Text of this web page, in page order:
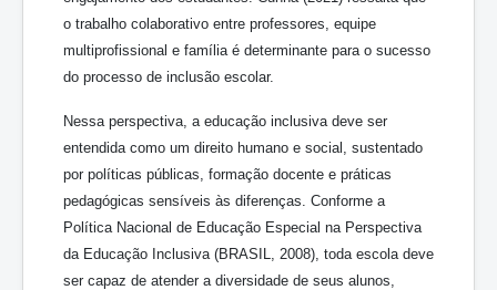
o trabalho colaborativo entre professores, equipe
multiprofissional e família é determinante para o sucesso
do processo de inclusão escolar.
Nessa perspectiva, a educação inclusiva deve ser
entendida como um direito humano e social, sustentado
por políticas públicas, formação docente e práticas
pedagógicas sensíveis às diferenças. Conforme a
Política Nacional de Educação Especial na Perspectiva
da Educação Inclusiva (BRASIL, 2008), toda escola deve
ser capaz de atender a diversidade de seus alunos,